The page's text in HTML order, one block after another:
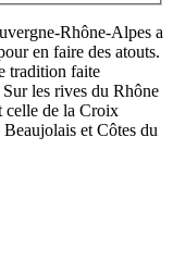
Rhône-Alpes a
en faire des atouts.
tradition faite
les rives du Rhône
celle de la Croix
Beaujolais et Côtes du